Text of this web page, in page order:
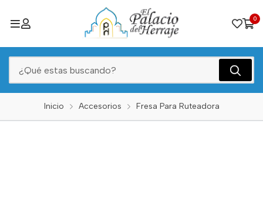
0
Inicio Accesorios Fresa Para Ruteadora